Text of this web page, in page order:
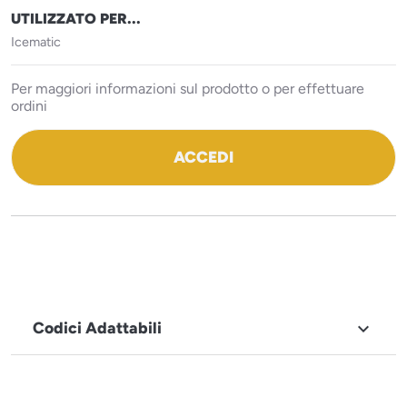
UTILIZZATO PER...
Icematic
Per maggiori informazioni sul prodotto o per effettuare
ordini
ACCEDI
Codici Adattabili 